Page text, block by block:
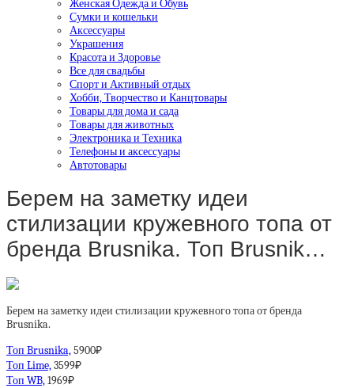
Женская Одежда и Обувь
Сумки и кошельки
Аксессуары
Украшения
Красота и Здоровье
Все для свадьбы
Спорт и Активный отдых
Хобби, Творчество и Канцтовары
Товары для дома и сада
Товары для животных
Электроника и Техника
Телефоны и аксессуары
Автотовары
Берем на заметку идеи
стилизации кружевного топа от
бренда Brusnika. Топ Brusnik…
Берем на заметку идеи стилизации кружевного топа от бренда
Brusnika.
Топ Brusnika,5900₽
Топ Lime,3599₽
Топ WB,1969₽